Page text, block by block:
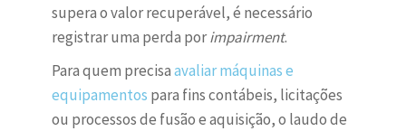
supera o valor recuperável, é necessário
registrar uma perda porimpairment.
Para quem precisaavaliar máquinas e
equipamentos para fins contábeis, licitações
ou processos de fusão e aquisição, o laudo de